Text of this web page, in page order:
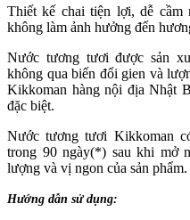
Thiết kế chai tiện lợi, dễ cầm
không làm ảnh hưởng đến
Nước tương tươi được sản
không qua biến đổi gien và
Kikkoman hàng nội địa Nhật
đặc biệt.
Nước tương tươi Kikkoman
trong 90 ngày(*) sau khi mở
lượng và vị ngon của sản phẩm.
Hướng dẫn sử dụng: